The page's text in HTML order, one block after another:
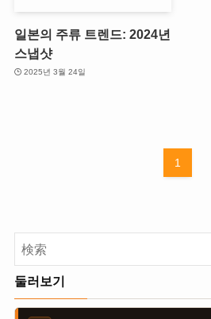
일본의 주류 트렌드: 2024년
스냅샷
2025년 3월 24일
1
둘러보기